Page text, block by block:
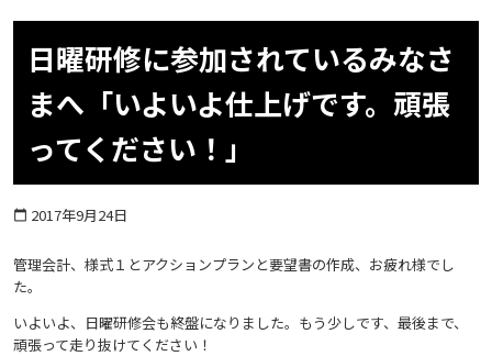
日曜研修に参加されているみなさ
まへ「いよいよ仕上げです。頑張
ってください！」
calendar_today 2017年9月24日
管理会計、様式１とアクションプランと要望書の作成、お疲れ様でし
た。
いよいよ、日曜研修会も終盤になりました。もう少しです、最後まで、
頑張って走り抜けてください！